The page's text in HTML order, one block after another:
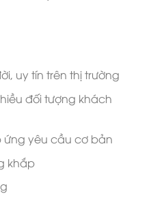
uy tín trên thị trường
đối tượng khách
ứng yêu cầu cơ bản
khắp